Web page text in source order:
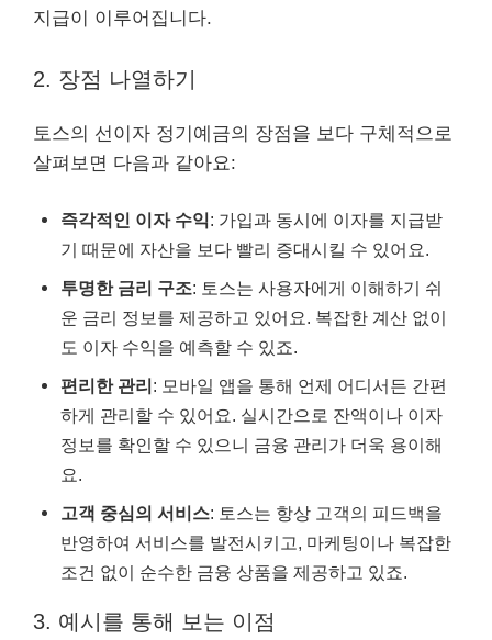
지급이 이루어집니다.
2. 장점 나열하기
토스의 선이자 정기예금의 장점을 보다 구체적으로
살펴보면 다음과 같아요:
즉각적인 이자 수익: 가입과 동시에 이자를 지급받
기 때문에 자산을 보다 빨리 증대시킬 수 있어요.
투명한 금리 구조: 토스는 사용자에게 이해하기 쉬
운 금리 정보를 제공하고 있어요. 복잡한 계산 없이
도 이자 수익을 예측할 수 있죠.
편리한 관리: 모바일 앱을 통해 언제 어디서든 간편
하게 관리할 수 있어요. 실시간으로 잔액이나 이자
정보를 확인할 수 있으니 금융 관리가 더욱 용이해
요.
고객 중심의 서비스: 토스는 항상 고객의 피드백을
반영하여 서비스를 발전시키고, 마케팅이나 복잡한
조건 없이 순수한 금융 상품을 제공하고 있죠.
3. 예시를 통해 보는 이점